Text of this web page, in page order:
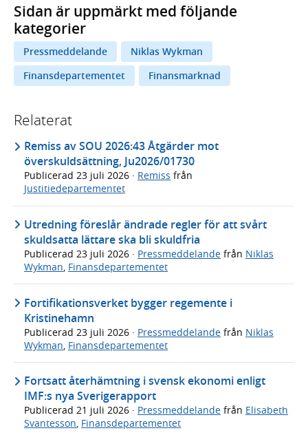
Sidan är uppmärkt med följande
kategorier
Pressmeddelande
Niklas Wykman
Finansdepartementet
Finansmarknad
Relaterat
Remiss av SOU 2026:43 Åtgärder mot
överskuldsättning, Ju2026/01730
Publicerad 23 juli 2026 · Remiss från
Justitiedepartementet
Utredning föreslår ändrade regler för att svårt
skuldsatta lättare ska bli skuldfria
Publicerad 23 juli 2026 · Pressmeddelande från Niklas
Wykman, Finansdepartementet
Fortifikationsverket bygger regemente i
Kristinehamn
Publicerad 23 juli 2026 · Pressmeddelande från Niklas
Wykman Finansdepartementet
Fortsatt återhämtning i svensk ekonomi enligt
IMF:s nya Sverigerapport
Publicerad 21 juli 2026 · Pressmeddelande från Elisabeth
Svantesson, Finansdepartementet